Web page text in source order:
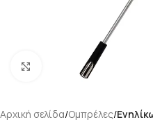
Κάντε κλικ για μεγέθυνση
Αρχική σελίδα Ομπρέλες